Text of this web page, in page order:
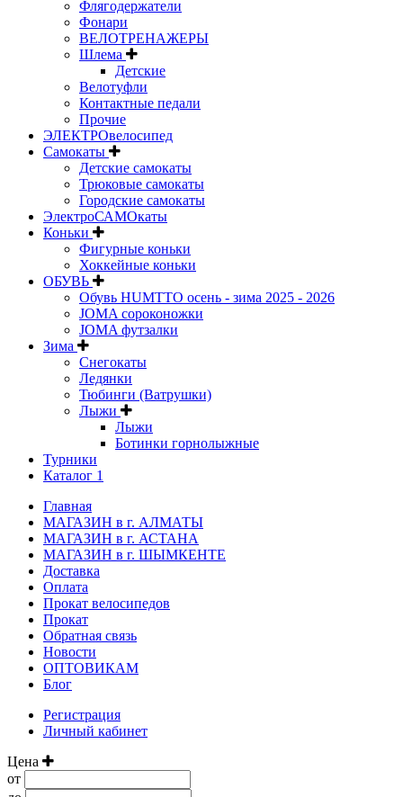
Флягодержатели
Фонари
ВЕЛОТРЕНАЖЕРЫ
Шлема
Детские
Велотуфли
Контактные педали
Прочие
ЭЛЕКТРОвелосипед
Самокаты
Детские самокаты
Трюковые самокаты
Городские самокаты
ЭлектроСАМОкаты
Коньки
Фигурные коньки
Хоккейные коньки
ОБУВЬ
Обувь HUMTTO осень - зима 2025 - 2026
JOMA сороконожки
JOMA футзалки
Зима
Снегокаты
Ледянки
Тюбинги (Ватрушки)
Лыжи
Лыжи
Ботинки горнолыжные
Турники
Каталог 1
Главная
МАГАЗИН в г. АЛМАТЫ
МАГАЗИН в г. АСТАНА
МАГАЗИН в г. ШЫМКЕНТЕ
Доставка
Оплата
Прокат велосипедов
Прокат
Обратная связь
Новости
ОПТОВИКАМ
Блог
Регистрация
Личный кабинет
Цена
от